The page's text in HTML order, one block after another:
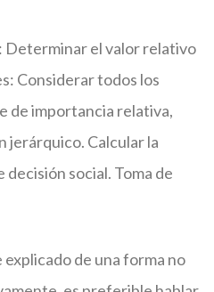
Determinar el valor relativo
Considerar todos los
de importancia relativa,
jerárquico. Calcular la
social. Toma de
de una forma no